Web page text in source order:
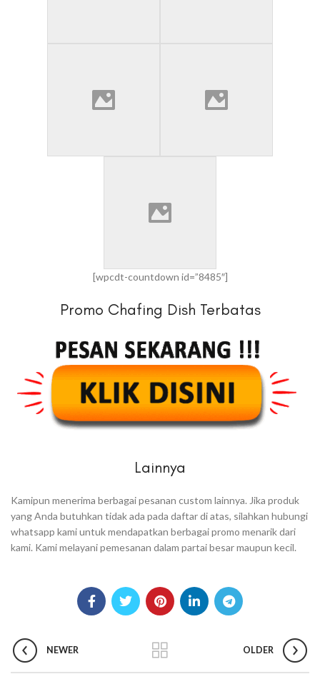
[wpcdt-countdown id=”8485″]
Promo Chafing Dish Terbatas
Lainnya
Kamipun menerima berbagai pesanan custom lainnya. Jika produk
yang Anda butuhkan tidak ada pada daftar di atas, silahkan hubungi
whatsapp kami untuk mendapatkan berbagai promo menarik dari
kami. Kami melayani pemesanan dalam partai besar maupun kecil.
NEWER OLDER